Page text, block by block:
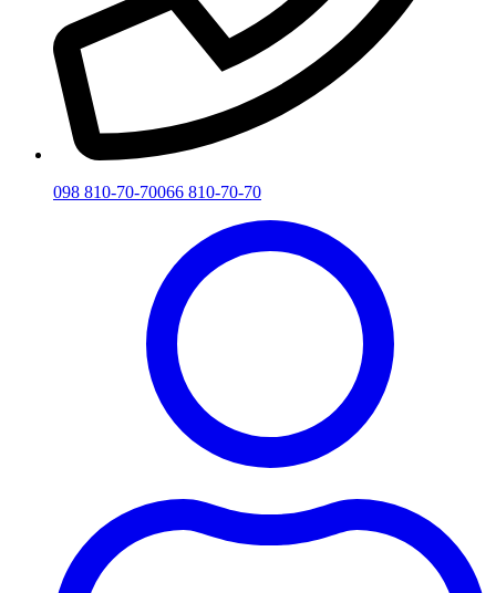
098 810-70-70066 810-70-70